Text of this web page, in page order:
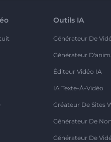
Outils IA
Générateur De
Générateur
Éditeur Vidéo IA
IA Texte-À-Vidéo
Créateur De Sites
Générateur De
Générateur De